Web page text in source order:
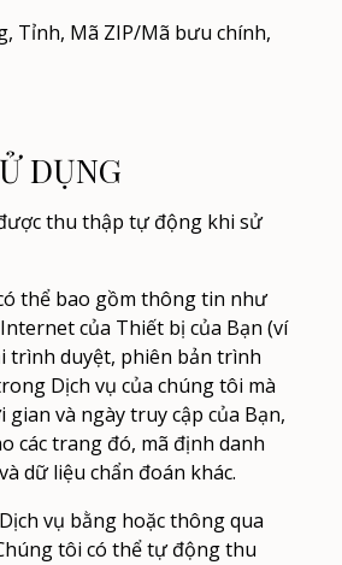
Tỉnh, Mã ZIP/Mã bưu chính,
DỤNG
thu thập tự động khi sử
thể bao gồm thông tin như
của Thiết bị của Bạn (ví
trình duyệt, phiên bản trình
Dịch vụ của chúng tôi mà
gian và ngày truy cập của Bạn,
các trang đó, mã định danh
dữ liệu chẩn đoán khác.
vụ bằng hoặc thông qua
tôi có thể tự động thu